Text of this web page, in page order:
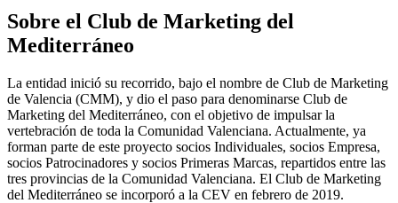
Sobre el Club de Marketing del
Mediterráneo
La entidad inició su recorrido, bajo el nombre de Club de Marketing
de Valencia (CMM), y dio el paso para denominarse Club de
Marketing del Mediterráneo, con el objetivo de impulsar la
vertebración de toda la Comunidad Valenciana. Actualmente, ya
forman parte de este proyecto socios Individuales, socios Empresa,
socios Patrocinadores y socios Primeras Marcas, repartidos entre las
tres provincias de la Comunidad Valenciana. El Club de Marketing
del Mediterráneo se incorporó a la CEV en febrero de 2019.